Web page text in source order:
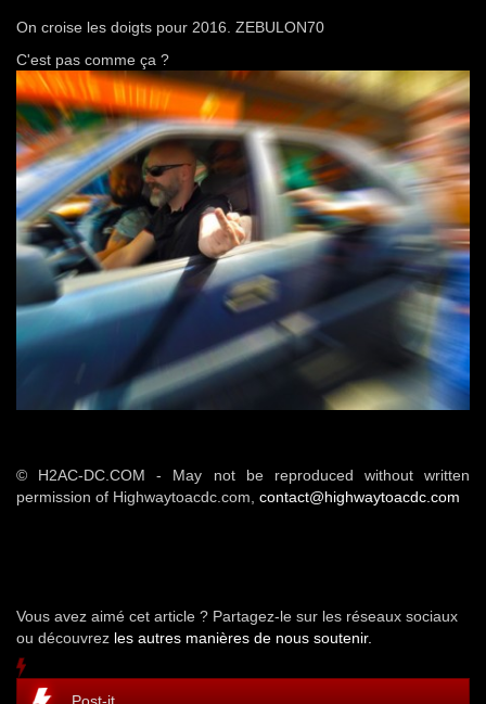
On croise les doigts pour 2016. ZEBULON70
C'est pas comme ça ?
© H2AC-DC.COM - May not be reproduced without written
permission of Highwaytoacdc.com, contact@highwaytoacdc.com
Vous avez aimé cet article ? Partagez-le sur les réseaux sociaux
ou découvrez les autres manières de nous soutenir.